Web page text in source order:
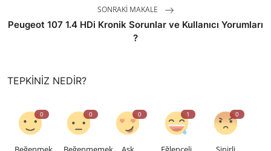
SONRAKI MAKALE
Peugeot 107 1.4 HDi Kronik Sorunlar ve Kullanıcı Yorumları
?
TEPKINIZ NEDIR?
0 0 0 1 0